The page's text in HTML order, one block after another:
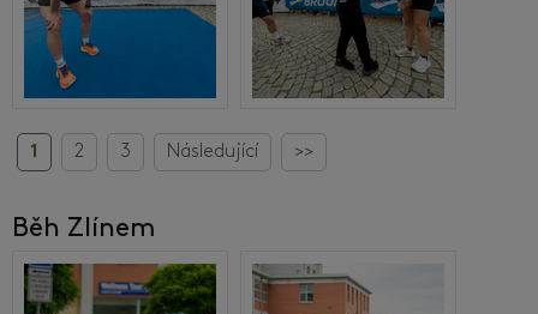
1 2 3 Následující >>
Běh Zlínem